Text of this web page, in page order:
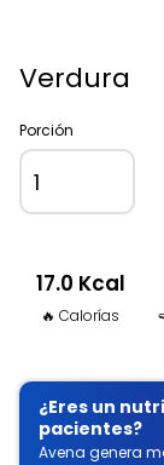
Verdura
Porción
17.0 Kcal
🔥 Calorías
¿Eres un
pacientes?
Avena genera